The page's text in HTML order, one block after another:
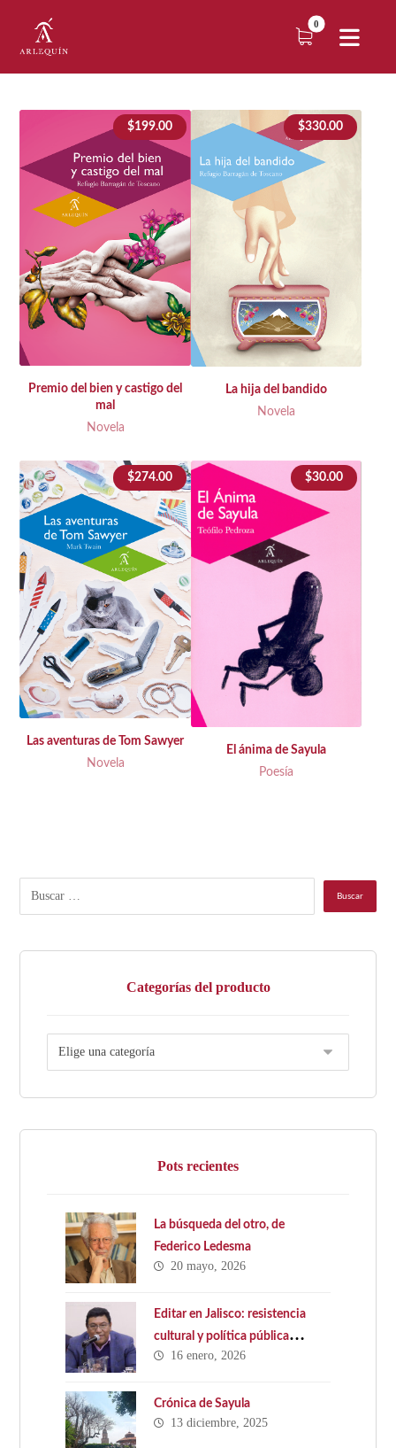
Premio del bien y castigo del
mal
Novela
$199.00
La hija del bandido
Novela
$330.00
Las aventuras de Tom Sawyer
Novela
$274.00
El ánima de Sayula
Poesía
$30.00
Categorías del producto
Pots recientes
La búsqueda del otro, de
Federico Ledesma
20 mayo, 2026
Editar en Jalisco: resistencia
cultural y política pública
ausente. Hacia una Ley Estatal
16 enero, 2026
Crónica de Sayula
13 diciembre, 2025